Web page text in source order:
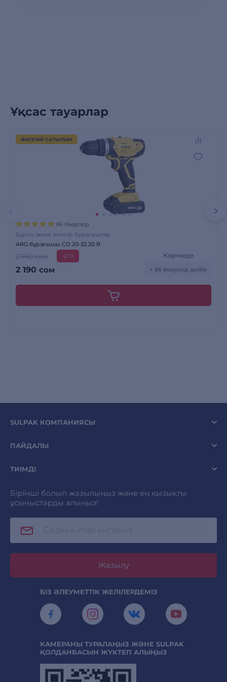
Ұқсас тауарлар
ЖАППАЙ САТЫЛЫМ
96 пікірлер
Бұрғы және электр бұрағыштар
ARG бұрағышы CD 20-32 20 В
2 990 сом -27%
2 190 сом
Көрмеде
+ 66 бонусқа дейін
SULPAK КОМПАНИЯСЫ
ПАЙДАЛЫ
ТИІМДІ
Бірінші болып жазылыңыз және ең қызықты
ұсыныстарды алыңыз!
Жазылу
БІЗ ӘЛЕУМЕТТІК ЖЕЛІЛЕРДЕМІЗ
КАМЕРАНЫ ТУРАЛАҢЫЗ ЖӘНЕ SULPAK
ҚОЛДАНБАСЫН ЖҮКТЕП АЛЫҢЫЗ